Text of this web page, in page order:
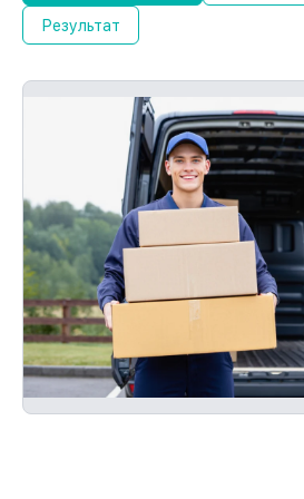
чека, мы починим
без оплаты и без
Результат